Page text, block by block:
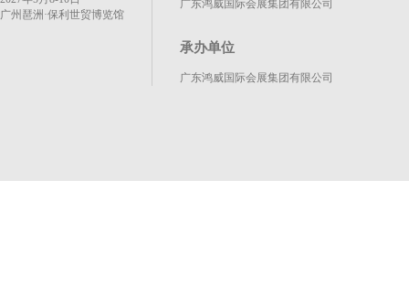
广州琶洲·保利世贸博览馆
广东鸿威国际会展集团有限公司
承办单位
广东鸿威国际会展集团有限公司